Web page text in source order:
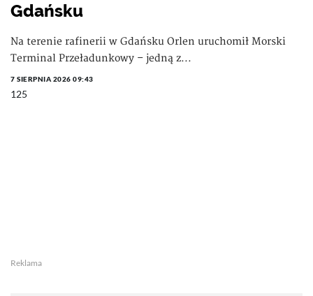
Gdańsku
Na terenie rafinerii w Gdańsku Orlen uruchomił Morski
Terminal Przeładunkowy – jedną z...
7 SIERPNIA 2026 09:43
125
Reklama